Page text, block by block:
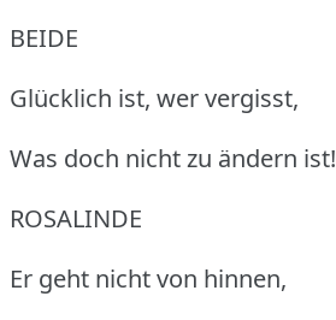
BEIDE
Glücklich ist, wer vergisst,
Was doch nicht zu ändern ist!
ROSALINDE
Er geht nicht von hinnen,